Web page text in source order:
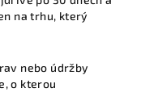
na trhu, který
nebo údržby
o kterou